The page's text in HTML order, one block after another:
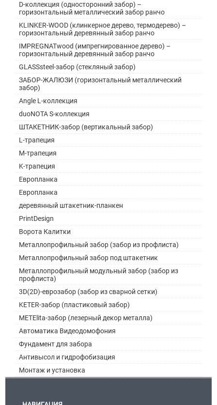
D-коллекция (односторонний забор) –
горизонтальный металлический забор ранчо
KLINKER-WOOD (клинкерное дерево, термодерево) –
горизонтальный деревянный забор ранчо
IMPREGNATwood (импрегнированное дерево) –
горизонтальный деревянный забор ранчо
GLASSsteel-забор (стекляный забор)
ЗАБОР-ЖАЛЮЗИ (горизонтальный металлический
забор)
Angle L-коллекция
duoNOTA S-коллекция
ШТАКЕТНИК-забор (вертикальный забор)
L-трапеция
M-трапеция
K-трапеция
Европланка
Европланка
деревянный штакетник-планкен
PrintDesign
Ворота Калитки
Металлопрофильный забор (забор из профлиста)
Металлопрофильный забор под штакетник
Металлопрофильный модульный забор (забор из
профлиста)
3D(2D)-еврозабор (забор из сварной сетки)
KETER-забор (пластиковый забор)
METElita-забор (лезерный декор металла)
Автоматика Видеодомофония
Фундамент для забора
Антивысол и гидрофобизация
Монтаж и установка